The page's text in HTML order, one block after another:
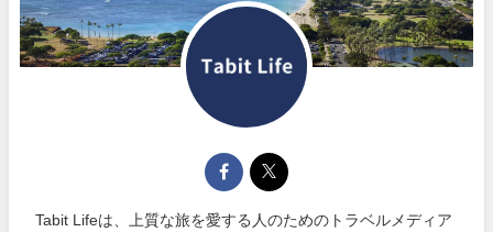
Tabit Lifeは、上質な旅を愛する人のためのトラベルメディア